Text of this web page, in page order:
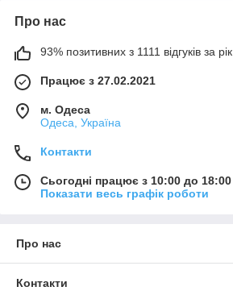
Про нас
93% позитивних з 1111 відгуків за рік
Працює з 27.02.2021
м. Одеса
Одеса, Україна
Контакти
Сьогодні працює з 10:00 до 18:00
Показати весь графік роботи
Про нас
Контакти